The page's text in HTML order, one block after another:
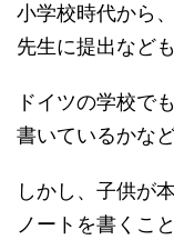
小学校時代から
先生に提出など
ドイツの学校で
書いているかな
しかし、子供が
ノートを書くこ